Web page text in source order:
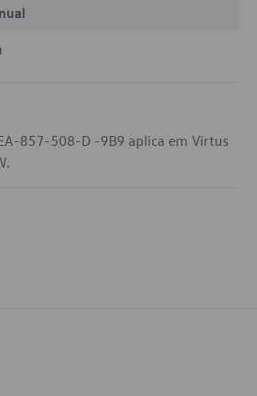
857-508-D -9B9 aplica em Virtus